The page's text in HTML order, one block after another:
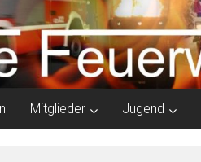
Mitglieder Jugend